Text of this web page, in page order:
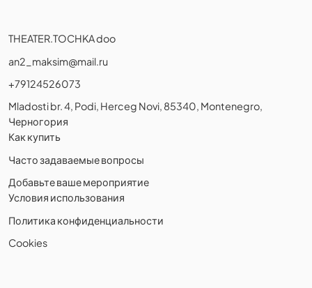
THEATER.TOCHKA doo
an2_maksim@mail.ru
+79124526073
Mladosti br. 4, Podi, Herceg Novi, 85340, Montenegro,
Черногория
Как купить
Часто задаваемые вопросы
Добавьте ваше мероприятие
Условия использования
Политика конфиденциальности
Cookies